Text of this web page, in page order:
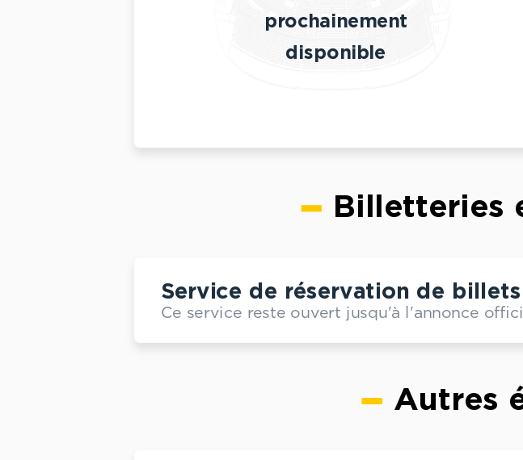
prochainement
disponible
Billetteries
Service de réservation de billets
Ce service reste ouvert jusqu'à l'annonce
Autres